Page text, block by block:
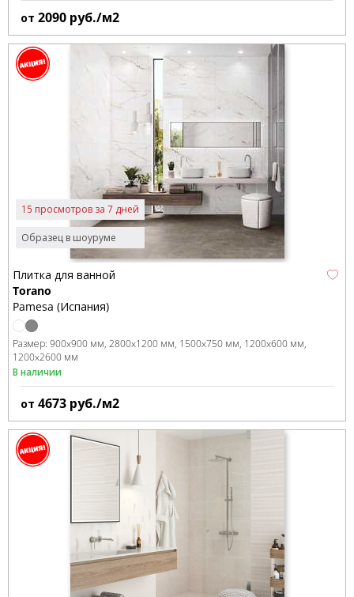
от 2090 руб./м2
Образец в шоуруме
15 просмотров за 7 дней
Плитка для ванной
Torano
Pamesa (Испания)
Размер: 900x900 мм 2800x1200 мм 1500x750 мм 1200x600 мм
1200x2600 мм
В наличии
от 4673 руб./м2